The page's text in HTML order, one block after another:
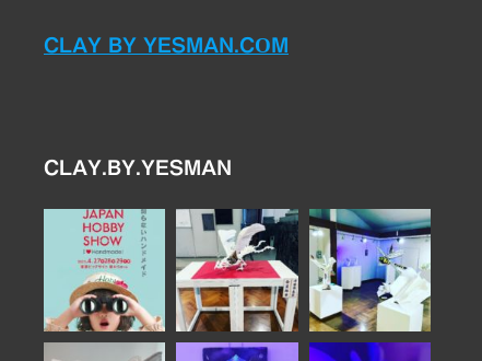
CLAY BY YESMAN.COM
CLAY.BY.YESMAN